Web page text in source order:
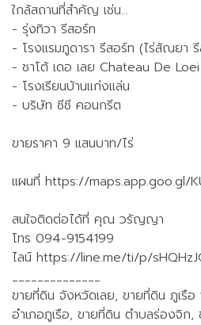
ใกล้สถานที่สำคัญ เช่น…
- รุ่งทิวา รีสอร์ท
- โรงแรมภูดารา รีสอร์ท (ไร่สัณยา
- ชาโต้ เดอ เลย Chateau De Loei
- โรงเรียนบ้านแก่งแล่น
- บริษัท ซีซี คอนกรีต
ขายราคา 9 แสนบาท/ไร่
แผนที่ https://maps.app.goo.gl/
สนใจติดต่อได้ที่ คุณ วรัญญา
โทร 094-9154199
ไลน์ https://line.me/ti/p/
______________
ขายที่ดิน จังหวัดเลย, ขายที่ดิน ภูเรื
อำเภอภูเรือ, ขายที่ดิน ตำบลร่องจิก